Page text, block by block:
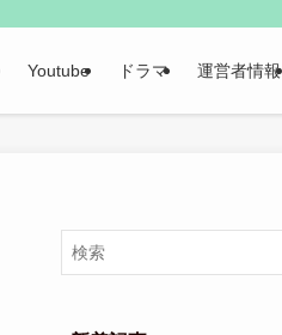
Youtube ドラマ 運営者情報